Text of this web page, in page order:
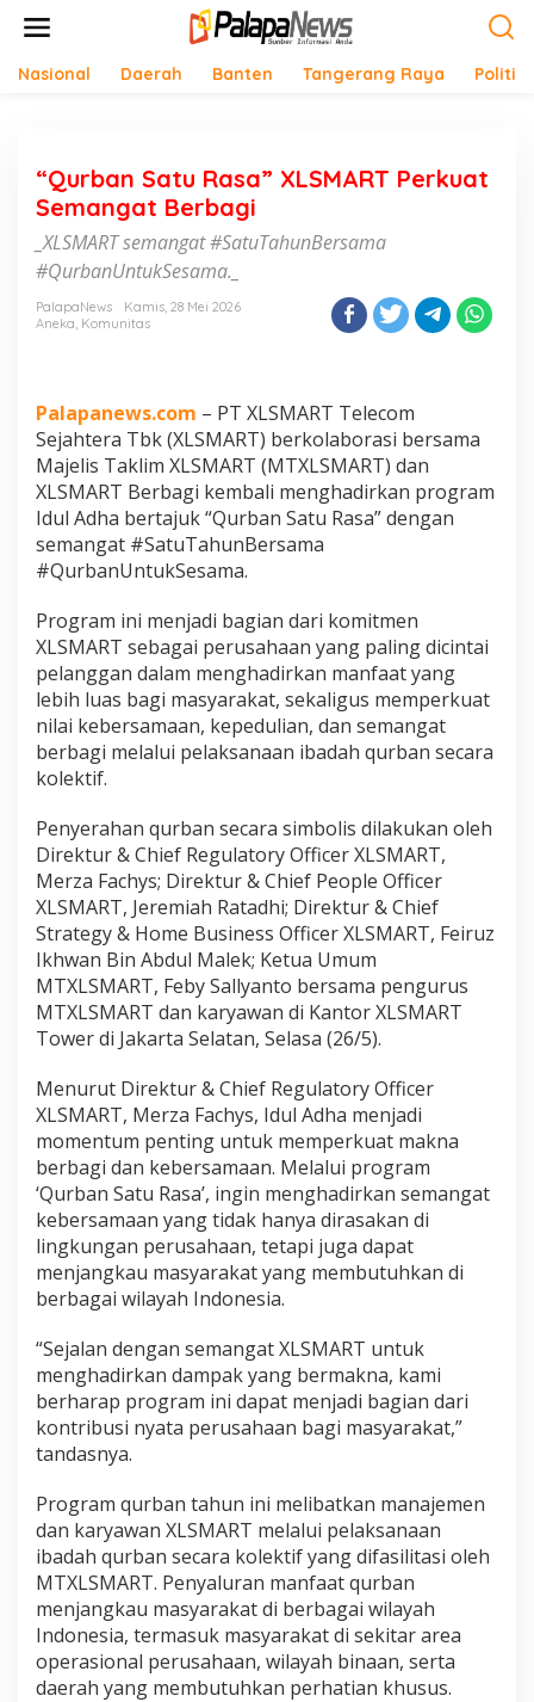
Nasional Daerah Banten Tangerang Raya Politik
“Qurban Satu Rasa” XLSMART Perkuat
Semangat Berbagi
_XLSMART semangat #SatuTahunBersama
#QurbanUntukSesama._
PalapaNews
Kamis, 28 Mei 2026
Aneka, Komunitas
Palapanews.com – PT XLSMART Telecom
Sejahtera Tbk (XLSMART) berkolaborasi bersama
Majelis Taklim XLSMART (MTXLSMART) dan
XLSMART Berbagi kembali menghadirkan program
Idul Adha bertajuk “Qurban Satu Rasa” dengan
semangat #SatuTahunBersama
#QurbanUntukSesama.
Program ini menjadi bagian dari komitmen
XLSMART sebagai perusahaan yang paling dicintai
pelanggan dalam menghadirkan manfaat yang
lebih luas bagi masyarakat, sekaligus memperkuat
nilai kebersamaan, kepedulian, dan semangat
berbagi melalui pelaksanaan ibadah qurban secara
kolektif.
Penyerahan qurban secara simbolis dilakukan oleh
Direktur & Chief Regulatory Officer XLSMART,
Merza Fachys; Direktur & Chief People Officer
XLSMART, Jeremiah Ratadhi; Direktur & Chief
Strategy & Home Business Officer XLSMART, Feiruz
Ikhwan Bin Abdul Malek; Ketua Umum
MTXLSMART, Feby Sallyanto bersama pengurus
MTXLSMART dan karyawan di Kantor XLSMART
Tower di Jakarta Selatan, Selasa (26/5).
Menurut Direktur & Chief Regulatory Officer
XLSMART, Merza Fachys, Idul Adha menjadi
momentum penting untuk memperkuat makna
berbagi dan kebersamaan. Melalui program
‘Qurban Satu Rasa’, ingin menghadirkan semangat
kebersamaan yang tidak hanya dirasakan di
lingkungan perusahaan, tetapi juga dapat
menjangkau masyarakat yang membutuhkan di
berbagai wilayah Indonesia.
“Sejalan dengan semangat XLSMART untuk
menghadirkan dampak yang bermakna, kami
berharap program ini dapat menjadi bagian dari
kontribusi nyata perusahaan bagi masyarakat,”
tandasnya.
Program qurban tahun ini melibatkan manajemen
dan karyawan XLSMART melalui pelaksanaan
ibadah qurban secara kolektif yang difasilitasi oleh
MTXLSMART. Penyaluran manfaat qurban
menjangkau masyarakat di berbagai wilayah
Indonesia, termasuk masyarakat di sekitar area
operasional perusahaan, wilayah binaan, serta
daerah yang membutuhkan perhatian khusus.